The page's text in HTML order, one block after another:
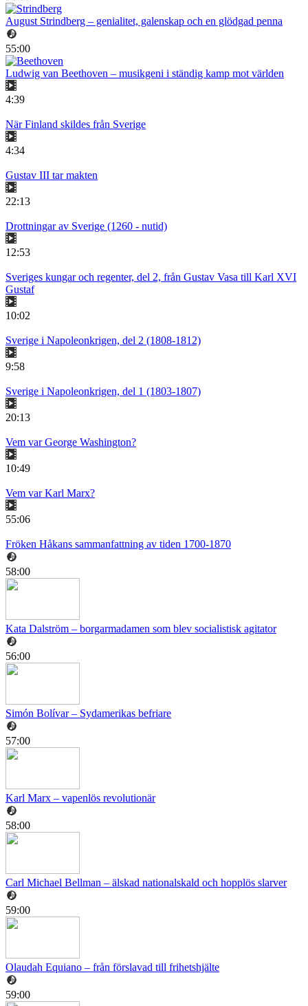
August Strindberg – genialitet, galenskap och en glödgad penna
55:00
Ludwig van Beethoven – musikgeni i ständig kamp mot världen
4:39
När Finland skildes från Sverige
4:34
Gustav III tar makten
22:13
Drottningar av Sverige (1260 - nutid)
12:53
Sveriges kungar och regenter, del 2, från Gustav Vasa till Karl XVI
Gustaf
10:02
Sverige i Napoleonkrigen, del 2 (1808-1812)
9:58
Sverige i Napoleonkrigen, del 1 (1803-1807)
20:13
Vem var George Washington?
10:49
Vem var Karl Marx?
55:06
Fröken Håkans sammanfattning av tiden 1700-1870
58:00
Kata Dalström – borgarmadamen som blev socialistisk agitator
56:00
Simón Bolívar – Sydamerikas befriare
57:00
Karl Marx – vapenlös revolutionär
58:00
Carl Michael Bellman – älskad nationalskald och hopplös slarver
59:00
Olaudah Equiano – från förslavad till frihetshjälte
59:00